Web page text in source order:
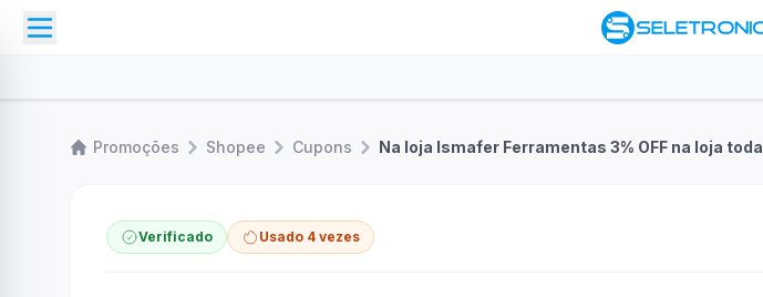
Promoções Shopee Cupons Na loja Ismafer Ferramentas 3% OFF na loja toda
Verificado Usado 4 vezes